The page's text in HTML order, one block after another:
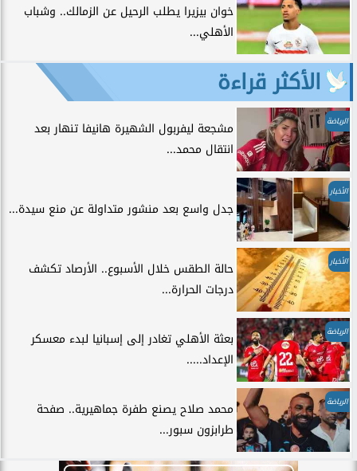
خوان بيزيرا يطلب الرحيل عن الزمالك.. وشباب
الأهلي...
الأكثر قراءة
الرياضة
مشجعة ليفربول الشهيرة هانيفا تنهار بعد
انتقال محمد...
الأخبار
جدل واسع بعد منشور متداولة عن منع سيدة...
الأخبار
حالة الطقس خلال الأسبوع.. الأرصاد تكشف
درجات الحرارة...
الرياضة
بعثة الأهلي تغادر إلى إسبانيا لبدء معسكر
الإعداد.....
الرياضة
محمد صلاح يصنع طفرة جماهيرية.. صفحة
طرابزون سبور...